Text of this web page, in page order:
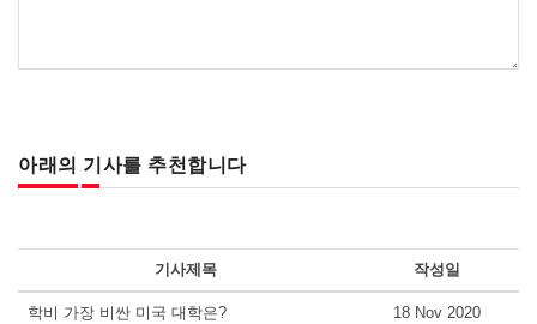
아래의 기사를 추천합니다
기사제목 작성일
학비 가장 비싼 미국 대학은? 18 Nov 2020